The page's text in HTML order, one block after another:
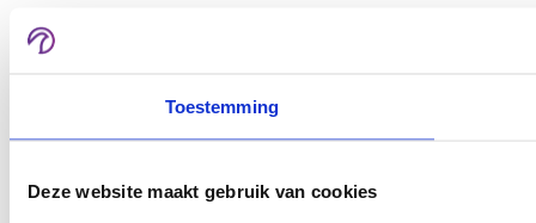
Toestemming
Deze website maakt gebruik van cookies